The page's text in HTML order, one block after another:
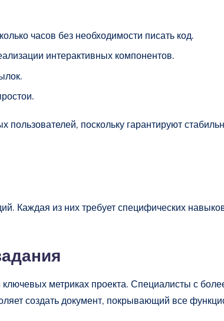
часов без необходимости писать код.
интерактивных компонентов.
поскольку гарантируют
Каждая из них требует специфических
метриках проекта. Специалисты с
создать документ, покрывающий все